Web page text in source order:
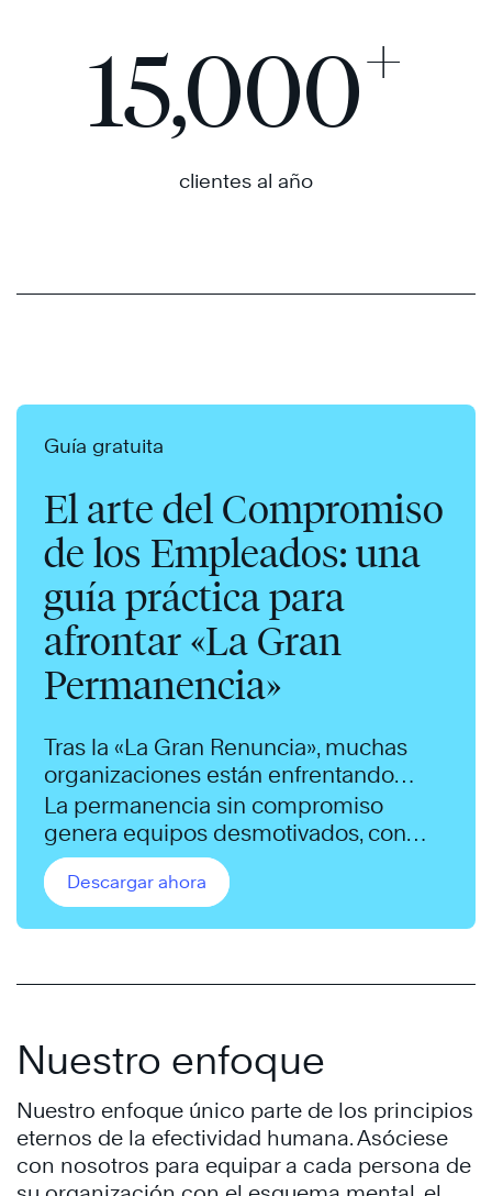
15,000+
clientes al año
Guía gratuita
El arte del Compromiso
de los Empleados: una
guía práctica para
afrontar «La Gran
Permanencia»
Tras la «La Gran Renuncia», muchas
organizaciones están enfrentando
ahora “La Gran Permanencia”:
empleados que siguen en la empresa,
pero con una creciente desconexión
emocional.
La permanencia sin compromiso
genera equipos desmotivados, con
baja productividad y escasa
implicación.
Descargar ahora
Nuestro enfoque
Nuestro enfoque único parte de los principios
eternos de la efectividad humana. Asóciese
con nosotros para equipar a cada persona de